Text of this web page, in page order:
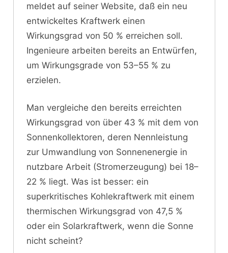
meldet auf seiner Website, daß ein neu
entwickeltes Kraftwerk einen
Wirkungsgrad von 50 % erreichen soll.
Ingenieure arbeiten bereits an Entwürfen,
um Wirkungsgrade von 53–55 % zu
erzielen.
Man vergleiche den bereits erreichten
Wirkungsgrad von über 43 % mit dem von
Sonnenkollektoren, deren Nennleistung
zur Umwandlung von Sonnenenergie in
nutzbare Arbeit (Stromerzeugung) bei 18–
22 % liegt. Was ist besser: ein
superkritisches Kohlekraftwerk mit einem
thermischen Wirkungsgrad von 47,5 %
oder ein Solarkraftwerk, wenn die Sonne
nicht scheint?